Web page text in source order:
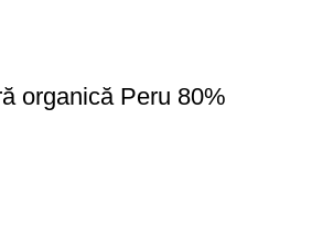
organică Peru 80%